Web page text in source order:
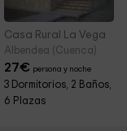
Casa Rural La Vega
Albendea (Cuenca)
27€ persona y noche
3 Dormitorios, 2 Baños,
6 Plazas